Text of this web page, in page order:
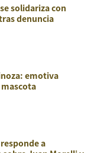
solidariza con
denuncia
emotiva
a